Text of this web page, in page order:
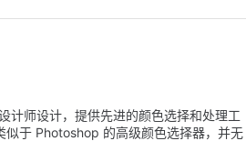
计师设计，提供先进的颜色选择和处理工
似于 Photoshop 的高级颜色选择器，并无